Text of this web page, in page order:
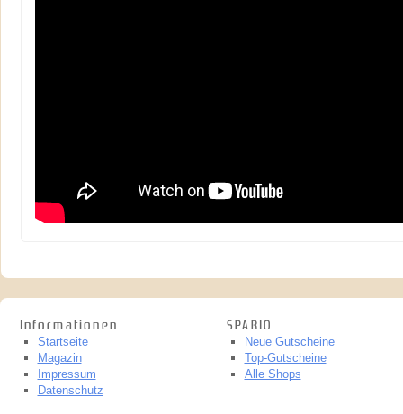
Informationen
Startseite
Magazin
Impressum
Datenschutz
SPARIO
Neue Gutscheine
Top-Gutscheine
Alle Shops